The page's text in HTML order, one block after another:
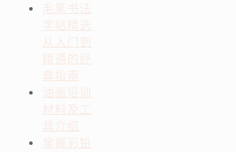
毛笔书法
字帖精选
从入门到
精通的经
典指南
油画培训
材料及工
具介绍
掌握彩铅